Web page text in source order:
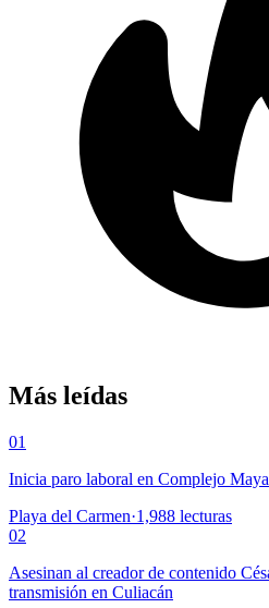
Más leídas
01
Inicia paro laboral en Complejo
Playa del Carmen·1,988 lecturas
02
Asesinan al creador de contenido
transmisión en Culiacán